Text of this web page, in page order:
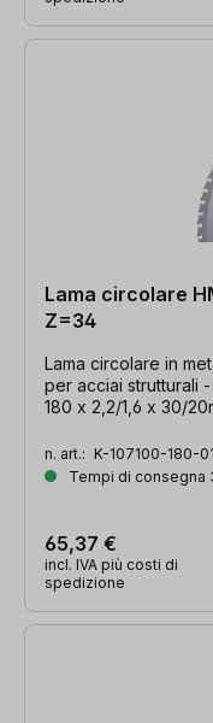
Lama circolare
Z=34
Lama circolare in
per acciai strutturali
180 x 2,2/1,6 x 30/
n. art.: K-107100-180-
Tempi di consegna
65,37 €
incl. IVA più costi di
spedizione